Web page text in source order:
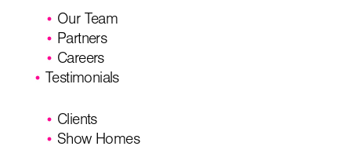
Our Team
Partners
Careers
Testimonials
Clients
Show Homes